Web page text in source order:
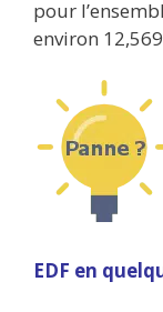
pour
environ
EDF en